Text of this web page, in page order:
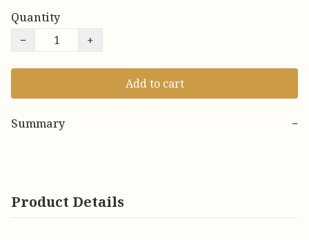
Quantity
−
+
Add to cart
Summary −
Product Details